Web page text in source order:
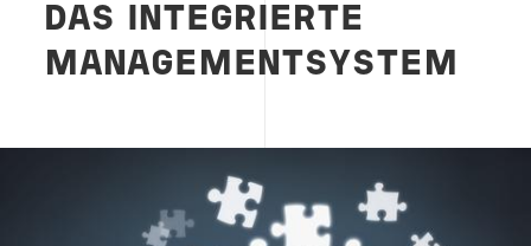
DAS INTEGRIERTE
MANAGEMENTSYSTEM